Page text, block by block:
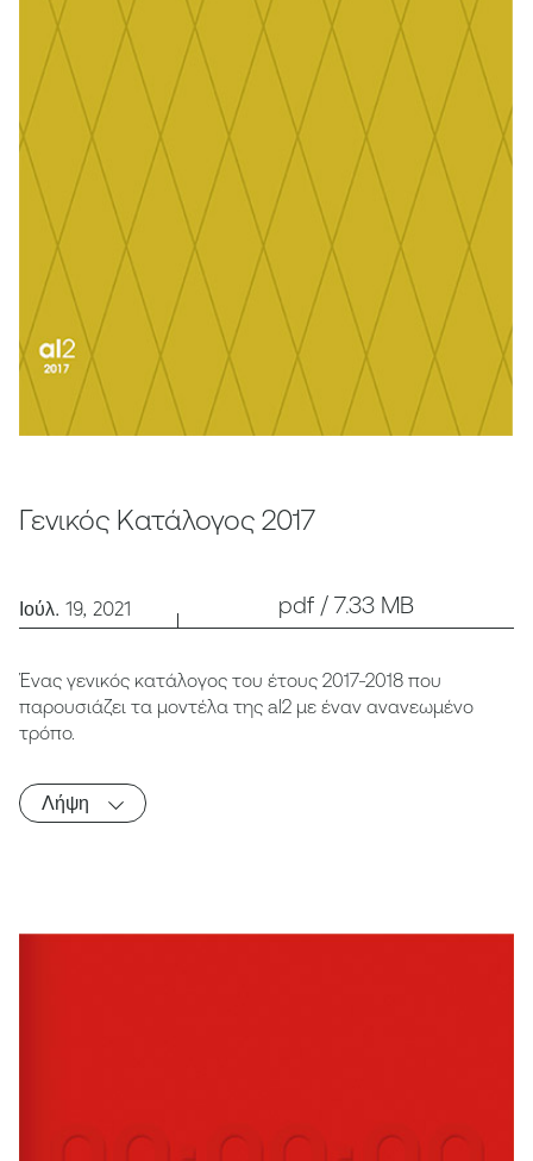
Γενικός Κατάλογος 2017
Ιούλ. 19, 2021 pdf / 7.33 MB
Ένας γενικός κατάλογος του έτους 2017-2018 που
παρουσιάζει τα μοντέλα της al2 με έναν ανανεωμένο
τρόπο.
Λήψη